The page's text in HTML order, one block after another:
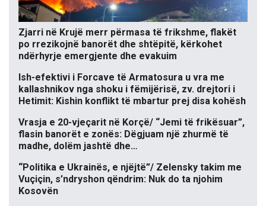
Zjarri në Krujë merr përmasa të frikshme, flakët
po rrezikojnë banorët dhe shtëpitë, kërkohet
ndërhyrje emergjente dhe evakuim
Ish-efektivi i Forcave të Armatosura u vra me
kallashnikov nga shoku i fëmijërisë, zv. drejtori i
Hetimit: Kishin konflikt të mbartur prej disa kohësh
Vrasja e 20-vjeçarit në Korçë/ “Jemi të frikësuar”,
flasin banorët e zonës: Dëgjuam një zhurmë të
madhe, dolëm jashtë dhe…
“Politika e Ukrainës, e njëjtë”/ Zelensky takim me
Vuçiçin, s’ndryshon qëndrim: Nuk do ta njohim
Kosovën